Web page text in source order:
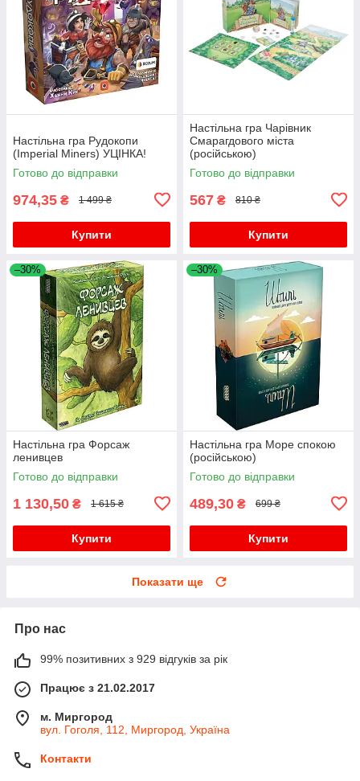
Настільна гра Рудокопи
(Imperial Miners) УЦІНКА!
Готово до відправки
974,35 ₴ 1 499 ₴
Купити
Настільна гра Чарівник
Смарагдового міста
(російською)
Готово до відправки
567 ₴ 810 ₴
Купити
–30%
Настільна гра Форсаж
ленивцев
Готово до відправки
1 130,50 ₴ 1 615 ₴
Купити
–30%
Настільна гра Море спокою
(російською)
Готово до відправки
489,30 ₴ 699 ₴
Купити
Показати ще
Про нас
99% позитивних з 929 відгуків за рік
Працює з 21.02.2017
м. Миргород
вул. Гоголя, 112, Миргород, Україна
Контакти